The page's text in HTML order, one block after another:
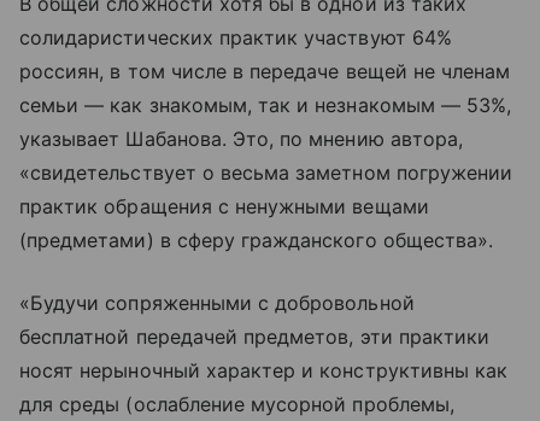
солидаристических практик участвуют 64%
россиян, в том числе в передаче вещей не членам
семьи — как знакомым, так и незнакомым — 53%,
указывает Шабанова. Это, по мнению автора,
«свидетельствует о весьма заметном погружении
практик обращения с ненужными вещами
(предметами) в сферу гражданского общества».
«Будучи сопряженными с добровольной
бесплатной передачей предметов, эти практики
носят нерыночный характер и конструктивны как
для среды (ослабление мусорной проблемы,